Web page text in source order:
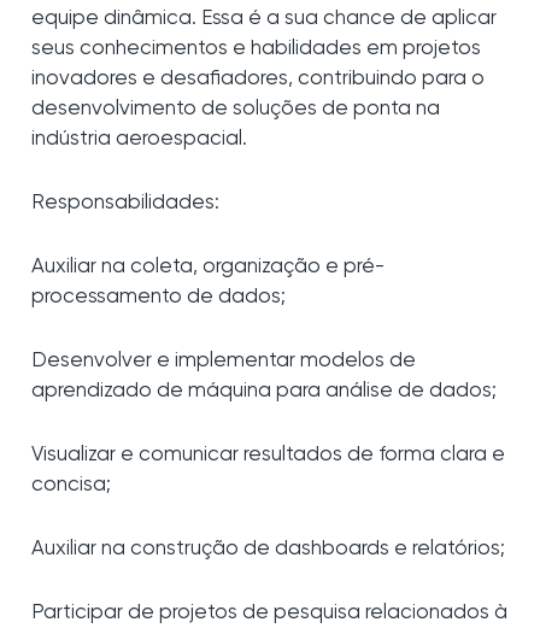
equipe dinâmica. Essa é a sua chance de aplicar
seus conhecimentos e habilidades em projetos
inovadores e desafiadores, contribuindo para o
desenvolvimento de soluções de ponta na
indústria aeroespacial.
Responsabilidades:
Auxiliar na coleta, organização e pré-
processamento de dados;
Desenvolver e implementar modelos de
aprendizado de máquina para análise de dados;
Visualizar e comunicar resultados de forma clara e
concisa;
Auxiliar na construção de dashboards e relatórios;
Participar de projetos de pesquisa relacionados à